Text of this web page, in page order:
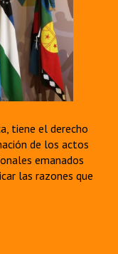
tiene el derecho
de los actos
emanados
las razones que